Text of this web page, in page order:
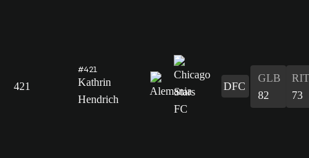
421
#421
Kathrin
Hendrich
DFC
GLB
82
RIT
73